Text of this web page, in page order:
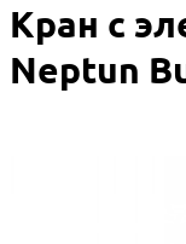
Кран с
Neptun